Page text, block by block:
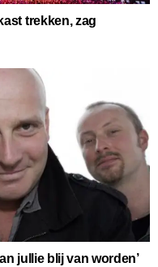
trekken, zag
jullie blij van worden’